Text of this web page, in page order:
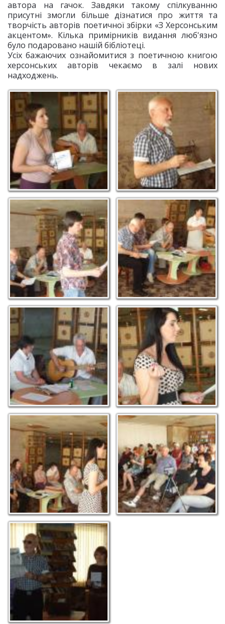
автора на гачок. Завдяки такому спілкуванню
присутні змогли більше дізнатися про життя та
творчість авторів поетичної збірки «З Херсонським
акцентом». Кілька примірників видання люб'язно
було подаровано нашій бібліотеці.
Усіх бажаючих ознайомитися з поетичною книгою
херсонських авторів чекаємо в залі нових
надходжень.